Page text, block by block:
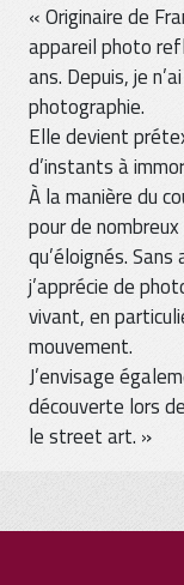
« Originaire de
appareil photo
ans. Depuis, je
photographie.
Elle devient
d’instants à
À la manière du
pour de
qu’éloignés.
j’apprécie de
vivant, en
mouvement.
J’envisage
découverte lors
le street art. »